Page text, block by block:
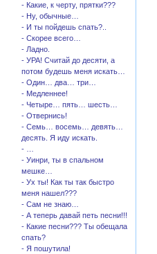
- Какие, к черту, прятки???
- Ну, обычные…
- И ты пойдешь спать?..
- Скорее всего…
- Ладно.
- УРА! Считай до десяти, а
потом будешь меня искать…
- Один… два… три…
- Медленнее!
- Четыре… пять… шесть…
- Отвернись!
- Семь… восемь… девять…
десять. Я иду искать.
- …
- Уинри, ты в спальном
мешке…
- Ух ты! Как ты так быстро
меня нашел???
- Сам не знаю…
- А теперь давай петь песни!!!
- Какие песни??? Ты обещала
спать?
- Я пошутила!